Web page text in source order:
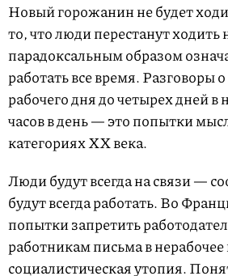
Новый горожанин не будет
то, что люди перестанут ходить
парадоксальным образом
работать все время. Разговоры
рабочего дня до четырех дней
часов в день — это попытки
категориях ХХ века.
Люди будут всегда на связи —
будут всегда работать. Во
попытки запретить
работникам письма в нерабочее
социалистическая утопия.